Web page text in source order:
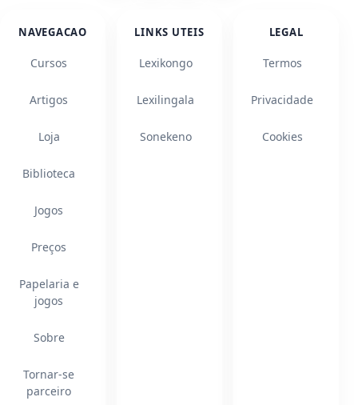
NAVEGACAO
Cursos
Artigos
Loja
Biblioteca
Jogos
Preços
Papelaria e
jogos
Sobre
Tornar-se
parceiro
LINKS UTEIS
Lexikongo
Lexilingala
Sonekeno
LEGAL
Termos
Privacidade
Cookies